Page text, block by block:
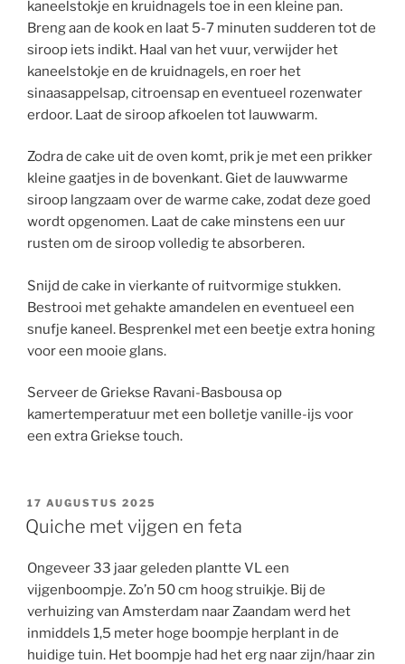
kaneelstokje en kruidnagels toe in een kleine pan.
Breng aan de kook en laat 5-7 minuten sudderen tot de
siroop iets indikt. Haal van het vuur, verwijder het
kaneelstokje en de kruidnagels, en roer het
sinaasappelsap, citroensap en eventueel rozenwater
erdoor. Laat de siroop afkoelen tot lauwwarm.
Zodra de cake uit de oven komt, prik je met een prikker
kleine gaatjes in de bovenkant. Giet de lauwwarme
siroop langzaam over de warme cake, zodat deze goed
wordt opgenomen. Laat de cake minstens een uur
rusten om de siroop volledig te absorberen.
Snijd de cake in vierkante of ruitvormige stukken.
Bestrooi met gehakte amandelen en eventueel een
snufje kaneel. Besprenkel met een beetje extra honing
voor een mooie glans.
Serveer de Griekse Ravani-Basbousa op
kamertemperatuur met een bolletje vanille-ijs voor
een extra Griekse touch.
GEPLAATST
OP
17 AUGUSTUS 2025
Quiche met vijgen en feta
Ongeveer 33 jaar geleden plantte VL een
vijgenboompje. Zo’n 50 cm hoog struikje. Bij de
verhuizing van Amsterdam naar Zaandam werd het
inmiddels 1,5 meter hoge boompje herplant in de
huidige tuin. Het boompje had het erg naar zijn/haar zin